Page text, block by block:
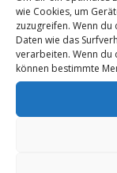
wie Cookies, um
zuzugreifen. Wenn
Daten wie das
verarbeiten. Wenn du
können bestimmte
Arno Stern und Jan
Mein Name ist
Enschede
Seit 2009 gebe
Jugendliche.